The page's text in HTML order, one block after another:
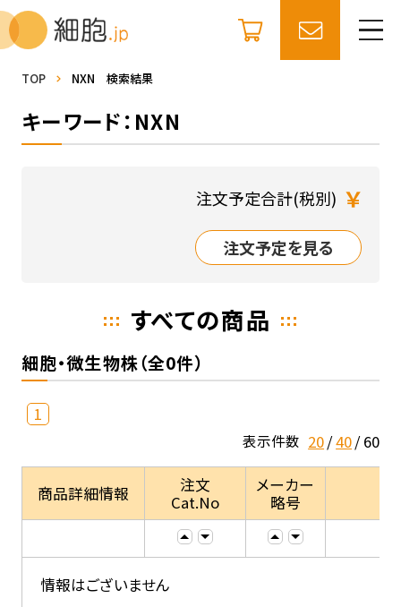
TOP NXN 検索結果
キーワード：NXN
注文予定合計(税別) ￥
注文予定を見る
すべての商品
細胞・微生物株（全0件）
1
表示件数 20 40 60
商品詳細情報
注文
Cat.No
メーカー
略号
情報はございません